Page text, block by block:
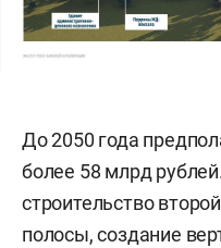
До 2050 года
более 58 млрд
строительство
полосы, создание